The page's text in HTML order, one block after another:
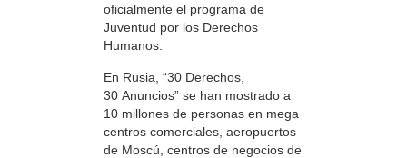
oficialmente el programa de
Juventud por los Derechos
Humanos.
En Rusia, “30 Derechos,
30 Anuncios” se han mostrado a
10 millones de personas en mega
centros comerciales, aeropuertos
de Moscú, centros de negocios de